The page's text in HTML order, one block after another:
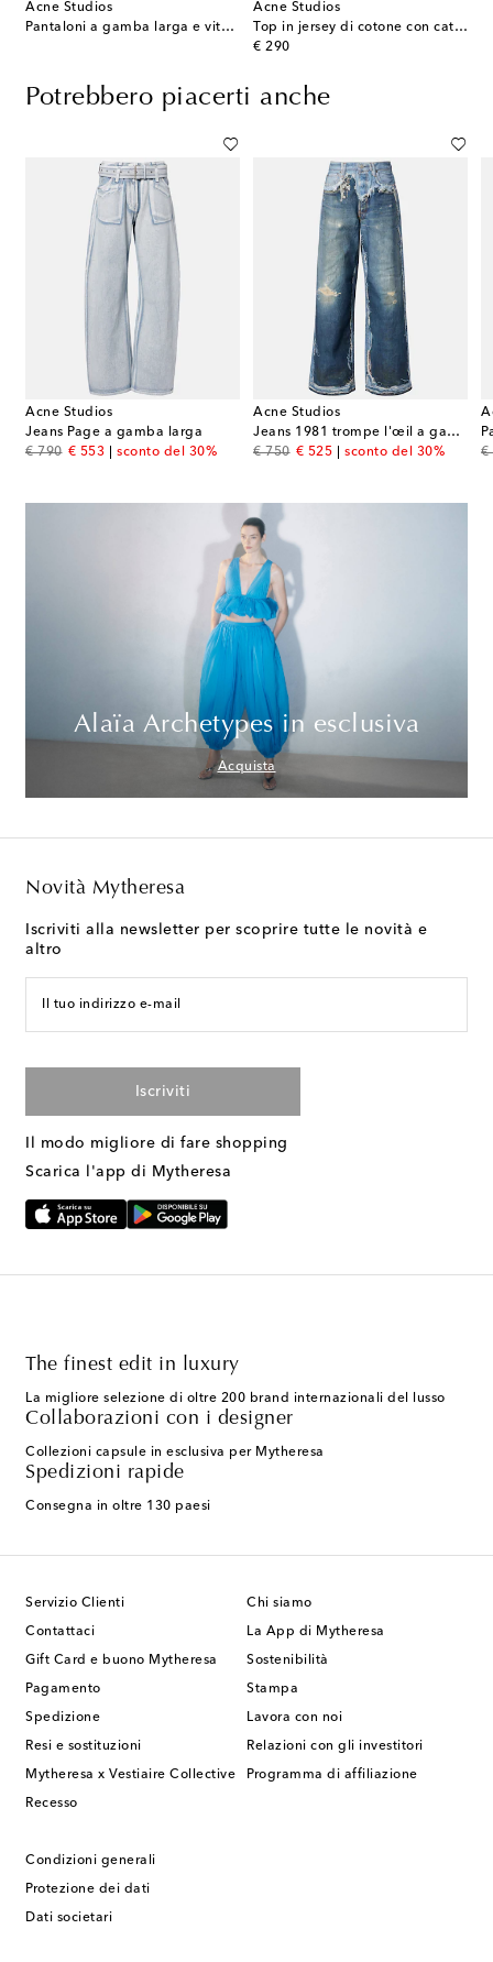
Acne Studios
Pantaloni a gamba larga e vita bassa di jeans
Acne Studios
Top in jersey di cotone con catena
€ 290
original price
Potrebbero piacerti anche
Acne Studios
Jeans Page a gamba larga
€ 790
original price
€ 553
discount pricesconto del 30%
Acne Studios
Jeans 1981 trompe l'œil a gamba larga
€ 750
original price
€ 525
discount pricesconto del 30% €
Alaïa Archetypes in esclusiva
Acquista
Novità Mytheresa
Iscriviti alla newsletter per scoprire tutte le novità e
altro
Il tuo indirizzo e-mail
Iscriviti
Il modo migliore di fare shopping
Scarica l'app di Mytheresa
The finest edit in luxury
La migliore selezione di oltre 200 brand internazionali del lusso
Collaborazioni con i designer
Collezioni capsule in esclusiva per Mytheresa
Spedizioni rapide
Consegna in oltre 130 paesi
Servizio Clienti
Contattaci
Gift Card e buono Mytheresa
Pagamento
Spedizione
Resi e sostituzioni
Mytheresa x Vestiaire Collective
Recesso
Chi siamo
La App di Mytheresa
Sostenibilità
Stampa
Lavora con noi
Relazioni con gli investitori
Programma di affiliazione
Condizioni generali
Protezione dei dati
Dati societari